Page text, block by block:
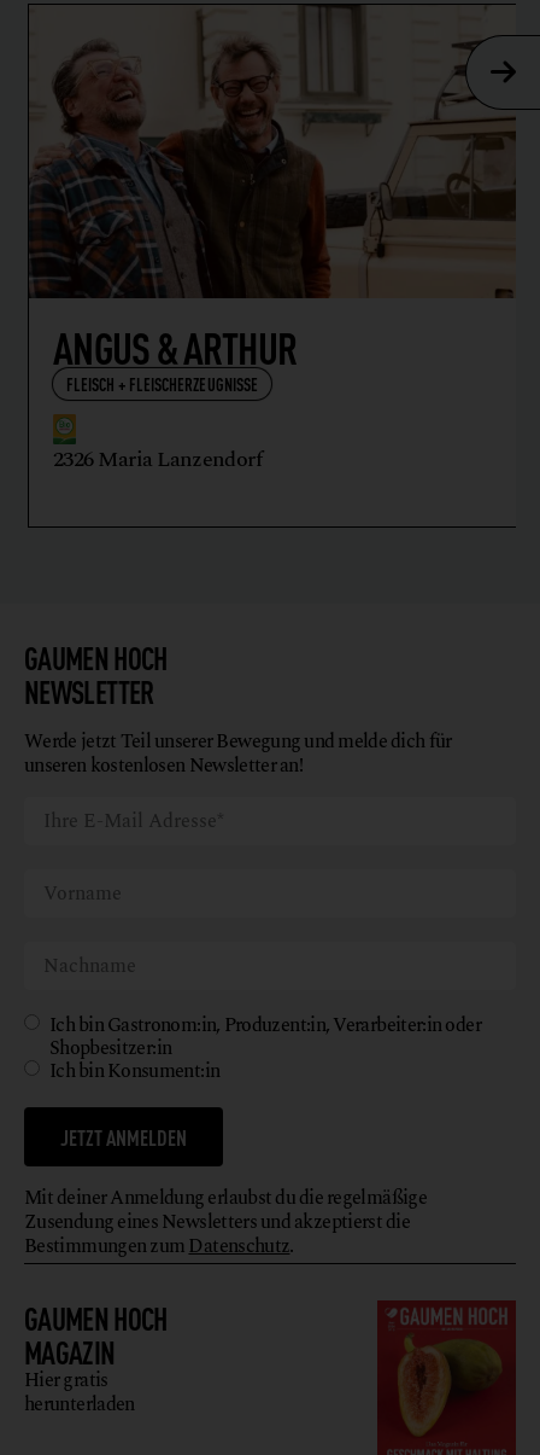
ANGUS & ARTHUR
FLEISCH + FLEISCHERZEUGNISSE
2326 Maria Lanzendorf
GAUMEN HOCH
MAGAZIN
Hier gratis
herunterladen
GAUMEN HOCH
NEWSLETTER
Werde jetzt Teil unserer Bewegung und melde dich für
unseren kostenlosen Newsletter an!
Ich bin Gastronom:in, Produzent:in, Verarbeiter:in oder
Shopbesitzer:in
Ich bin Konsument:in
JETZT ANMELDEN
Mit deiner Anmeldung erlaubst du die regelmäßige
Zusendung eines Newsletters und akzeptierst die
Bestimmungen zumDatenschutz.